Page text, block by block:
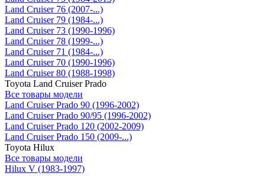
Land Cruiser 76 (2007-...)
Land Cruiser 79 (1984-...)
Land Cruiser 73 (1990-1996)
Land Cruiser 78 (1999-...)
Land Cruiser 71 (1984-...)
Land Cruiser 70 (1990-1996)
Land Cruiser 80 (1988-1998)
Toyota Land Cruiser Prado
Все товары модели
Land Cruiser Prado 90 (1996-2002)
Land Cruiser Prado 90/95 (1996-2002)
Land Cruiser Prado 120 (2002-2009)
Land Cruiser Prado 150 (2009-...)
Toyota Hilux
Все товары модели
Hilux V (1983-1997)